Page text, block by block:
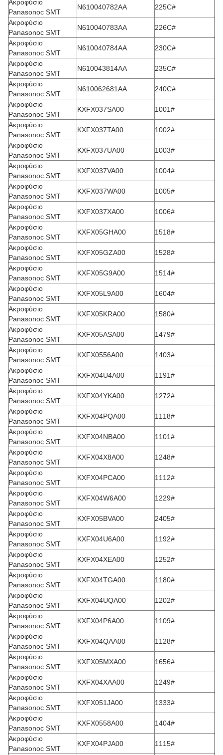
Ακροφύσιο
Panasonoc SMT
N610040782AA
225C#
Ακροφύσιο
Panasonoc SMT
N610040783AA
226C#
Ακροφύσιο
Panasonoc SMT
N610040784AA
230C#
Ακροφύσιο
Panasonoc SMT
N610043814AA
235C#
Ακροφύσιο
Panasonoc SMT
N610062681AA
240C#
Ακροφύσιο
Panasonoc SMT
KXFX037SA00
1001#
Ακροφύσιο
Panasonoc SMT
KXFX037TA00
1002#
Ακροφύσιο
Panasonoc SMT
KXFX037UA00
1003#
Ακροφύσιο
Panasonoc SMT
KXFX037VA00
1004#
Ακροφύσιο
Panasonoc SMT
KXFX037WA00
1005#
Ακροφύσιο
Panasonoc SMT
KXFX037XA00
1006#
Ακροφύσιο
Panasonoc SMT
KXFX05GHA00
1518#
Ακροφύσιο
Panasonoc SMT
KXFX05GZA00
1528#
Ακροφύσιο
Panasonoc SMT
KXFX05G9A00
1514#
Ακροφύσιο
Panasonoc SMT
KXFX05L9A00
1604#
Ακροφύσιο
Panasonoc SMT
KXFX05KRA00
1580#
Ακροφύσιο
Panasonoc SMT
KXFX05ASA00
1479#
Ακροφύσιο
Panasonoc SMT
KXFX0556A00
1403#
Ακροφύσιο
Panasonoc SMT
KXFX04U4A00
1191#
Ακροφύσιο
Panasonoc SMT
KXFX04YKA00
1272#
Ακροφύσιο
Panasonoc SMT
KXFX04PQA00
1118#
Ακροφύσιο
Panasonoc SMT
KXFX04NBA00
1101#
Ακροφύσιο
Panasonoc SMT
KXFX04X8A00
1248#
Ακροφύσιο
Panasonoc SMT
KXFX04PCA00
1112#
Ακροφύσιο
Panasonoc SMT
KXFX04W6A00
1229#
Ακροφύσιο
Panasonoc SMT
KXFX05BVA00
2405#
Ακροφύσιο
Panasonoc SMT
KXFX04U6A00
1192#
Ακροφύσιο
Panasonoc SMT
KXFX04XEA00
1252#
Ακροφύσιο
Panasonoc SMT
KXFX04TGA00
1180#
Ακροφύσιο
Panasonoc SMT
KXFX04UQA00
1202#
Ακροφύσιο
Panasonoc SMT
KXFX04P6A00
1109#
Ακροφύσιο
Panasonoc SMT
KXFX04QAA00
1128#
Ακροφύσιο
Panasonoc SMT
KXFX05MXA00
1656#
Ακροφύσιο
Panasonoc SMT
KXFX04XAA00
1249#
Ακροφύσιο
Panasonoc SMT
KXFX051JA00
1333#
Ακροφύσιο
Panasonoc SMT
KXFX0558A00
1404#
Ακροφύσιο
Panasonoc SMT
KXFX04PJA00 1115#